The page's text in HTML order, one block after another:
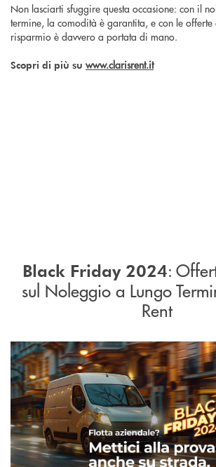
Non lasciarti sfuggire questa occasione: con il
termine, la comodità è garantita, e con le
risparmio è davvero a portata di mano.
Scopri di più suwww.clarisrent.it
Black Friday 2024:
sul Noleggio a Lungo
Rent